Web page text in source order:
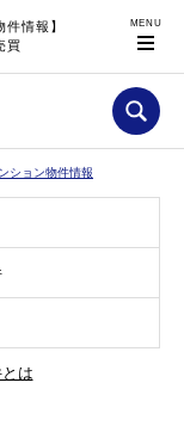
件情報】
買
ション物件情報
は